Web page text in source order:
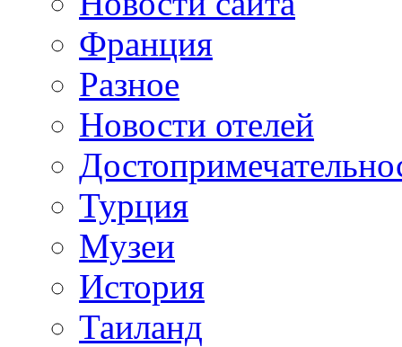
Франция
Разное
Новости отелей
Турция
Музеи
История
Таиланд